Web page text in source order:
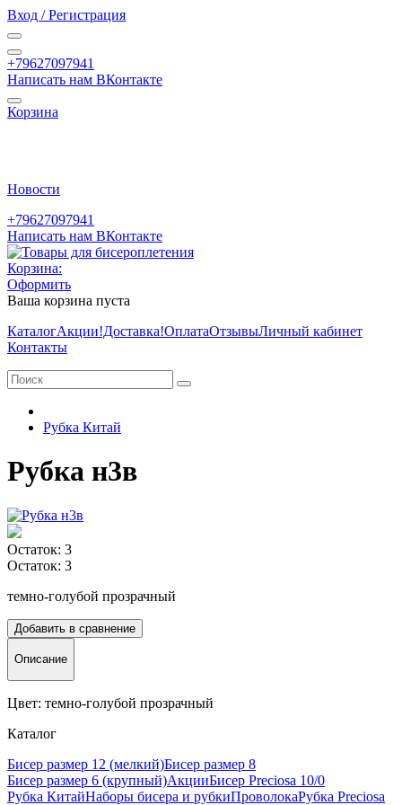
Вход / Регистрация
+79627097941
Написать нам ВКонтакте
Корзина
Новости
+79627097941
Написать нам ВКонтакте
Корзина:
Оформить
Ваша корзина пуста
КаталогАкции!Доставка!ОплатаОтзывыЛичный кабинет
Контакты
Рубка Китай
Рубка н3в
Остаток: 3
Остаток: 3
темно-голубой прозрачный
Добавить в сравнение
Описание
Цвет: темно-голубой прозрачный
Каталог
Бисер размер 12 (мелкий)Бисер размер 8
Бисер размер 6 (крупный)АкцииБисер Preciosa 10/0
Рубка КитайНаборы бисера и рубкиПроволокаРубка Preciosa